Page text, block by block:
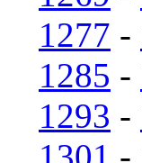
1277 -
1285 -
1293 -